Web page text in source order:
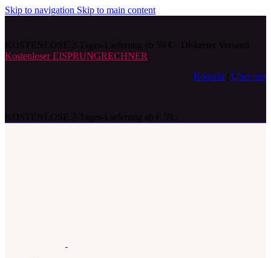
Skip to navigation Skip to main content
Kostenloser EISPRUNGRECHNER
Kontakt
Über uns